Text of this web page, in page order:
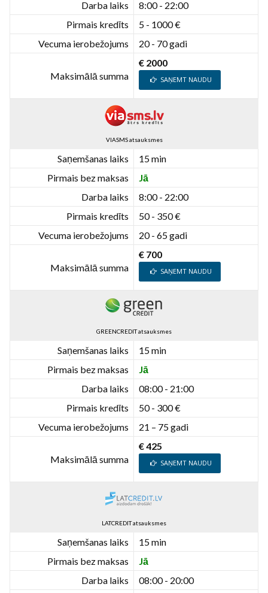
Darba laiks
8:00 - 22:00
Pirmais kredīts
5 - 1000 €
Vecuma ierobežojums
20 - 70 gadi
Maksimālā summa
€ 2000
SAŅEMT NAUDU
VIASMS atsauksmes
Saņemšanas laiks
15 min
Pirmais bez maksas
Jā
Darba laiks
8:00 - 22:00
Pirmais kredīts
50 - 350 €
Vecuma ierobežojums
20 - 65 gadi
Maksimālā summa
€ 700
SAŅEMT NAUDU
GREENCREDIT atsauksmes
Saņemšanas laiks
15 min
Pirmais bez maksas
Jā
Darba laiks
08:00 - 21:00
Pirmais kredīts
50 - 300 €
Vecuma ierobežojums
21 – 75 gadi
Maksimālā summa
€ 425
SAŅEMT NAUDU
LATCREDIT atsauksmes
Saņemšanas laiks
15 min
Pirmais bez maksas
Jā
Darba laiks
08:00 - 20:00